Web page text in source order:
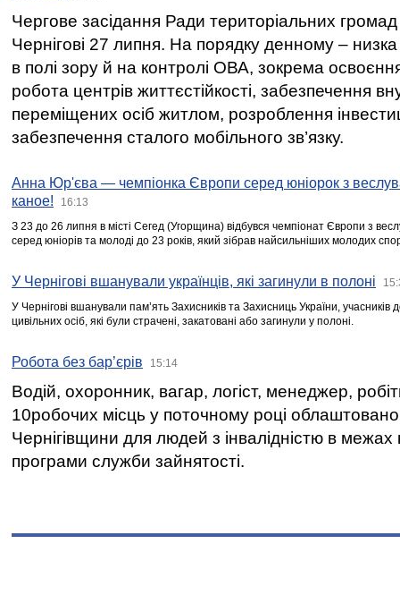
Чергове засідання Ради територіальних громад
Чернігові 27 липня. На порядку денному –
в полі зору й на контролі ОВА, зокрема освоєння
робота центрів життєстійкості, забезпечення
переміщених осіб житлом, розроблення
забезпечення сталого мобільного зв’язку.
Анна Юр'єва — чемпіонка Європи серед юніорок з
каное!
16:13
З 23 до 26 липня в місті Сегед (Угорщина) відбувся чемпіонат Європи з
серед юніорів та молоді до 23 років, який зібрав найсильніших молодих
У Чернігові вшанували українців, які загинули в полоні
У Чернігові вшанували пам’ять Захисників та Захисниць України,
цивільних осіб, які були страчені, закатовані або загинули у полоні.
Робота без бар’єрів 15:14
Водій, охоронник, вагар, логіст, менеджер,
10робочих місць у поточному році
Чернігівщини для людей з інвалідністю в межах
програми служби зайнятості.